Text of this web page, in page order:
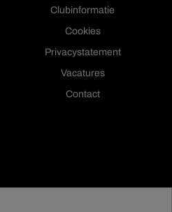
Clubinformatie
Cookies
Privacystatement
Vacatures
Contact